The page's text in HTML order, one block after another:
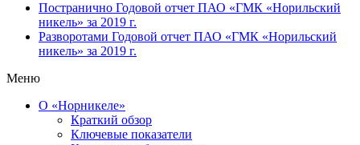
Постранично Годовой отчет ПАО «ГМК «Норильский
никель» за 2019 г.
Разворотами Годовой отчет ПАО «ГМК «Норильский
никель» за 2019 г.
Меню
О «Норникеле»
Краткий обзор
Ключевые показатели